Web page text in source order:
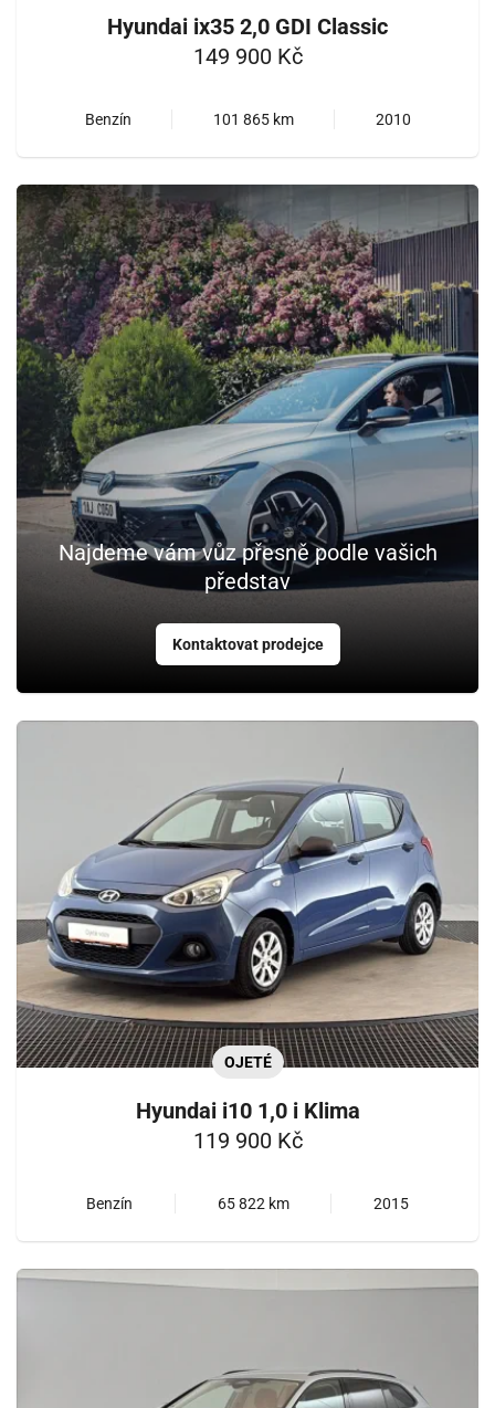
Hyundai ix35 2,0 GDI Classic
149 900 Kč
Benzín 101 865 km 2010
Najdeme vám vůz přesně podle vašich
představ
Kontaktovat prodejce
OJETÉ
Hyundai i10 1,0 i Klima
119 900 Kč
Benzín 65 822 km 2015